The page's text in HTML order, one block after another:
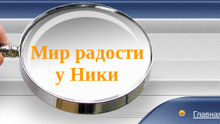
Мир радости
у Ники